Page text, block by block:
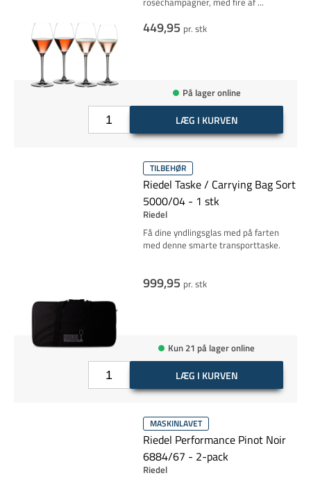
449,95 pr. stk
På lager online
LÆG I KURVEN
TILBEHØR
Riedel Taske / Carrying Bag Sort
5000/04 - 1 stk
Riedel
Få dine yndlingsglas med på farten
med denne smarte transporttaske.
999,95 pr. stk
Kun 21 på lager online
LÆG I KURVEN
MASKINLAVET
Riedel Performance Pinot Noir
6884/67 - 2-pack
Riedel